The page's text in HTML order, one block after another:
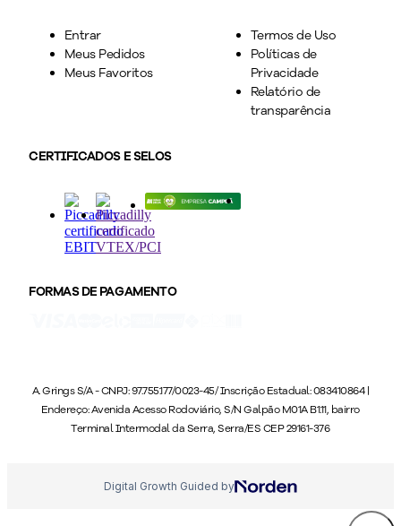
Entrar
Meus Pedidos
Meus Favoritos
Termos de Uso
Políticas de
Privacidade
Relatório de
transparência
CERTIFICADOS E SELOS
FORMAS DE PAGAMENTO
A. Grings S/A - CNPJ: 97.755.177/0023-45/ Inscrição Estadual: 083410864 |
Endereço: Avenida Acesso Rodoviário, S/N Galpão M01A B1.11, bairro
Terminal Intermodal da Serra, Serra/ES CEP 29161-376
Digital Growth Guided by